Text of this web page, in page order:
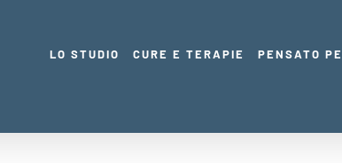
LO STUDIO CURE E TERAPIE PENSATO